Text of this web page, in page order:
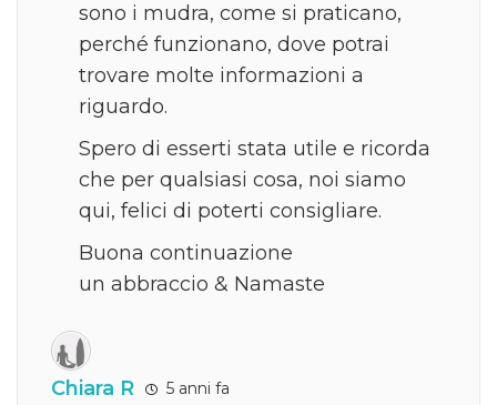
sono i mudra, come si praticano,
perché funzionano, dove potrai
trovare molte informazioni a
riguardo.
Spero di esserti stata utile e ricorda
che per qualsiasi cosa, noi siamo
qui, felici di poterti consigliare.
Buona continuazione
un abbraccio & Namaste
Chiara R 5 anni fa